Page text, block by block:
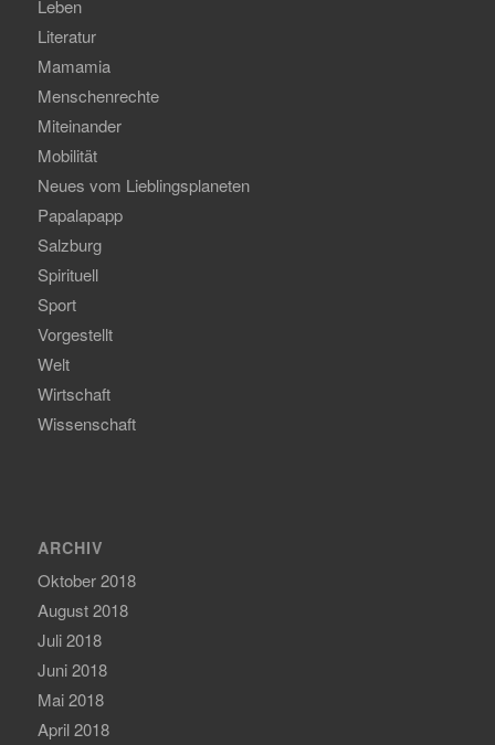
Leben
Literatur
Mamamia
Menschenrechte
Miteinander
Mobilität
Neues vom Lieblingsplaneten
Papalapapp
Salzburg
Spirituell
Sport
Vorgestellt
Welt
Wirtschaft
Wissenschaft
ARCHIV
Oktober 2018
August 2018
Juli 2018
Juni 2018
Mai 2018
April 2018